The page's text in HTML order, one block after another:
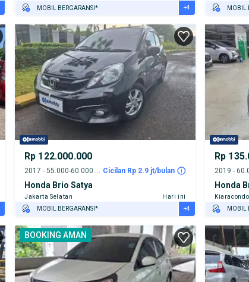
MOBIL BERGARANSI*
TEST DRIVE DARI RUMAH
GRATIS BIAYA JASA PERAWATAN*
PENJUAL TERVERIFIKASI
+4
MOBIL
TEST
Rp 122.000.000
2017 - 55.000-60.000 km Cicilan Rp 2.9 jt/bulan
Honda Brio Satya
Jakarta Selatan
Hari ini
MOBIL BERGARANSI*
TEST DRIVE DARI RUMAH
GRATIS BIAYA JASA PERAWATAN*
PENJUAL TERVERIFIKASI
+4
Rp
Honda
MOBIL
TEST
BOOKING AMAN